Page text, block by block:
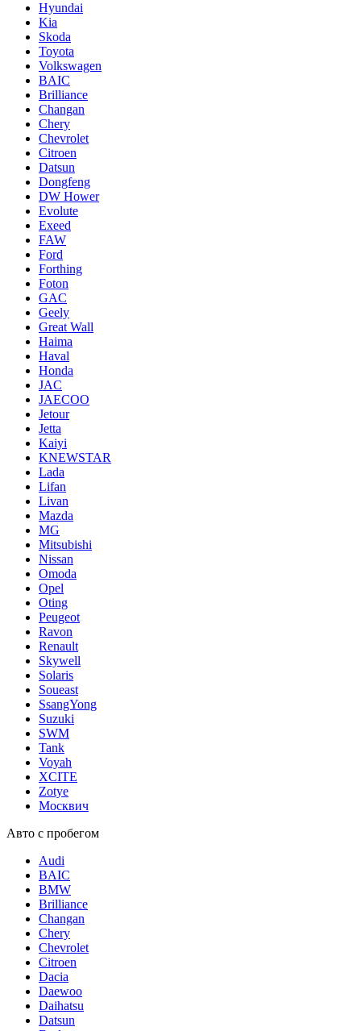
Hyundai
Kia
Skoda
Toyota
Volkswagen
BAIC
Brilliance
Changan
Chery
Chevrolet
Citroen
Datsun
Dongfeng
DW Hower
Evolute
Exeed
FAW
Ford
Forthing
Foton
GAC
Geely
Great Wall
Haima
Haval
Honda
JAC
JAECOO
Jetour
Jetta
Kaiyi
KNEWSTAR
Lada
Lifan
Livan
Mazda
MG
Mitsubishi
Nissan
Omoda
Opel
Oting
Peugeot
Ravon
Renault
Skywell
Solaris
Soueast
SsangYong
Suzuki
SWM
Tank
Voyah
XCITE
Zotye
Москвич
Авто с пробегом
Audi
BAIC
BMW
Brilliance
Changan
Chery
Chevrolet
Citroen
Dacia
Daewoo
Daihatsu
Datsun